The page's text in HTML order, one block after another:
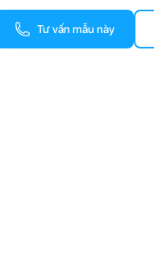
Tư vấn mẫu này